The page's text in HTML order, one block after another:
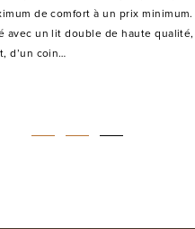
de comfort à un prix minimum.
avec un lit double de haute qualité,
d’un coin…